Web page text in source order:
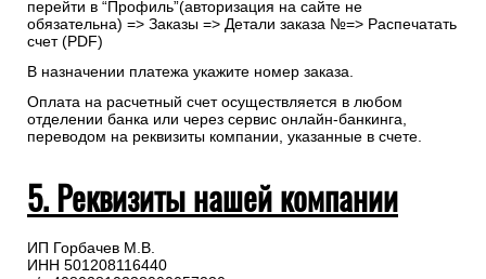
Самостоятельно скачать счетна оплату
доставки с менеджером.
Для самостоятельного формирования счета необходимо
перейти в “Профиль”(авторизация на сайте не
обязательна) => Заказы => Детали заказа №=> Распечатать
В назначении платежа укажите номер заказа.
Оплата на расчетный счет осуществляется в любом
переводом на реквизиты компании, указанные в счете.